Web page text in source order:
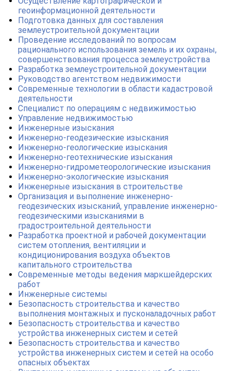
геоинформационной деятельности
Подготовка данных для составления
землеустроительной документации
Проведение исследований по вопросам
рационального использования земель и их охраны,
совершенствования процесса землеустройства
Разработка землеустроительной документации
Руководство агентством недвижимости
Современные технологии в области кадастровой
деятельности
Специалист по операциям с недвижимостью
Управление недвижимостью
Инженерные изыскания
Инженерно-геодезические изыскания
Инженерно-геологические изыскания
Инженерно-геотехнические изыскания
Инженерно-гидрометеорологические изыскания
Инженерно-экологические изыскания
Инженерные изыскания в строительстве
Организация и выполнение инженерно-
геодезических изысканий, управление инженерно-
геодезическими изысканиями в
градостроительной деятельности
Разработка проектной и рабочей документации
систем отопления, вентиляции и
кондиционирования воздуха объектов
капитального строительства
Современные методы ведения маркшейдерских
работ
Инженерные системы
Безопасность строительства и качество
выполнения монтажных и пусконаладочных работ
Безопасность строительства и качество
устройства инженерных систем и сетей
Безопасность строительства и качество
устройства инженерных систем и сетей на особо
опасных объектах